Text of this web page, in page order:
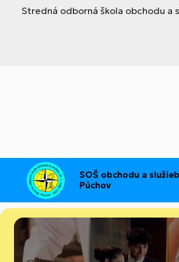
Stredná odborná škola obchodu a
SOŠ obchodu a služieb
Púchov